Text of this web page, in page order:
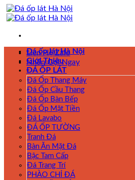
Skip
to
Liên Hệ Zalo
Nhấn Gọi Ngay
Đá ốp lát Hà Nội
Giới Thiệu
ĐÁ ỐP LÁT
Đá Ốp Thang Máy
Đá Ốp Cầu Thang
Đá Ốp Bàn Bếp
Đá Ốp Mặt Tiền
Đá Lavabo
ĐÁ ỐP TƯỜNG
Tranh Đá
Bàn Ăn Mặt Đá
Bậc Tam Cấp
Đá Trang Trí
PHÀO CHỈ ĐÁ